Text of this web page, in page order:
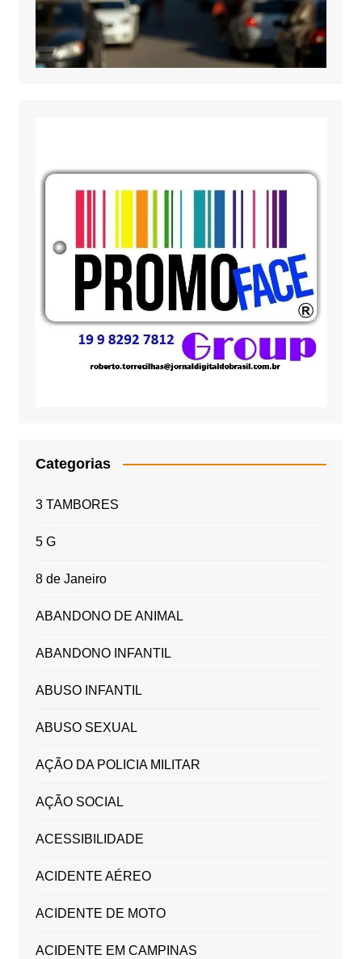
Categorias
3 TAMBORES
5 G
8 de Janeiro
ABANDONO DE ANIMAL
ABANDONO INFANTIL
ABUSO INFANTIL
ABUSO SEXUAL
AÇÃO DA POLICIA MILITAR
AÇÃO SOCIAL
ACESSIBILIDADE
ACIDENTE AÉREO
ACIDENTE DE MOTO
ACIDENTE EM CAMPINAS